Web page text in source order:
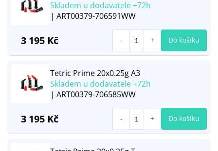
Skladem u dodavatele +72h
| ART00379-706591WW
3 195 Kč Do košíku
Tetric Prime 20x0.25g A3
Skladem u dodavatele +72h
| ART00379-706585WW
3 195 Kč Do košíku